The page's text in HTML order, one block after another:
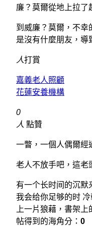
廉？莫爾從地上拉了
到威廉？莫爾，不幸
是沒有什麼朋友，導
人打賞
嘉義老人照顧
花蓮安養機構
0
人 點贊
一瞥，一個人偶爾經
老人不放手吧，這老
有一个长时间的沉默
我会给你足够的时
上一片狼藉，書架
帖得到的海角分： 0